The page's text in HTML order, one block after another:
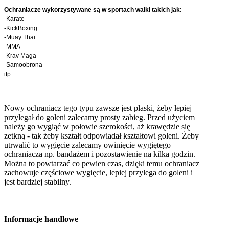
Ochraniacze wykorzystywane są w sportach walki takich jak:
-Karate
-KickBoxing
-Muay Thai
-MMA
-Krav Maga
-Samoobrona
itp.
Nowy ochraniacz tego typu zawsze jest płaski, żeby lepiej
przylegał do goleni zalecamy prosty zabieg. Przed użyciem
należy go wygiąć w połowie szerokości, aż krawędzie się
zetkną - tak żeby kształt odpowiadał kształtowi goleni. Żeby
utrwalić to wygięcie zalecamy owinięcie wygiętego
ochraniacza np. bandażem i pozostawienie na kilka godzin.
Można to powtarzać co pewien czas, dzięki temu ochraniacz
zachowuje częściowe wygięcie, lepiej przylega do goleni i
jest bardziej stabilny.
Informacje handlowe